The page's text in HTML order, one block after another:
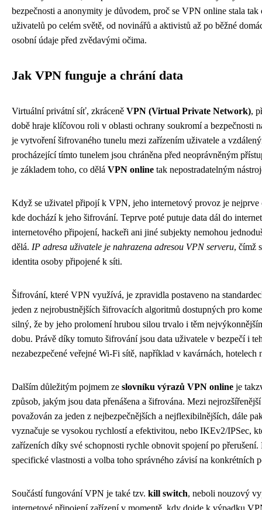
bezpečnosti a anonymity je důvodem, proč se VPN online stala
uživatelů po celém světě, od novinářů a aktivistů až po běžné
osobní údaje před zvědavými očima.
Jak VPN funguje a chrání data
Virtuální privátní síť, zkráceně VPN (Virtual Private Network),
době hraje klíčovou roli v oblasti ochrany soukromí a bezpečnosti
je vytvoření šifrovaného tunelu mezi zařízením uživatele a
procházející tímto tunelem jsou chráněna před neoprávněným
je základem toho, co dělá VPN online tak nepostradatelným
Když se uživatel připojí k VPN, jeho internetový provoz je nejprve
kde dochází k jeho šifrování. Teprve poté putuje data dál do
internetového připojení, hackeři ani jiné subjekty nemohou
dělá. IP adresa uživatele je nahrazena adresou VPN serveru, čímž
identita osoby připojené k síti.
Šifrování, které VPN využívá, je zpravidla postaveno na
jeden z nejrobustnějších šifrovacích algoritmů dostupných pro
silný, že by jeho prolomení hrubou silou trvalo i těm
dobu. Právě díky tomuto šifrování jsou data uživatele v bezpečí i
nezabezpečené veřejné Wi-Fi sítě, například v kavárnách, hotelech
Dalším důležitým pojmem ze slovníku výrazů VPN online je
způsob, jakým jsou data přenášena a šifrována. Mezi
považován za jeden z nejbezpečnějších a nejflexibilnějších, dále
vyznačuje se vysokou rychlostí a efektivitou, nebo IKEv2/IPSec,
zařízeních díky své schopnosti rychle obnovit spojení po
specifické vlastnosti a volba toho správného závisí na konkrétních
Součástí fungování VPN je také tzv. kill switch, neboli nouzový
internetové připojení zařízení v momentě, kdy dojde k výpadku